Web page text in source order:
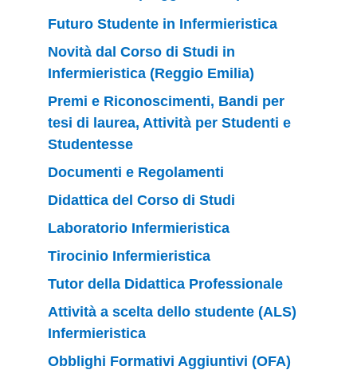
Futuro Studente in Infermieristica
Novità dal Corso di Studi in
Infermieristica (Reggio Emilia)
Premi e Riconoscimenti, Bandi per
tesi di laurea, Attività per Studenti e
Studentesse
Documenti e Regolamenti
Didattica del Corso di Studi
Laboratorio Infermieristica
Tirocinio Infermieristica
Tutor della Didattica Professionale
Attività a scelta dello studente (ALS)
Infermieristica
Obblighi Formativi Aggiuntivi (OFA)